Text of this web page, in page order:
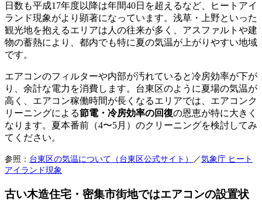
日数も平成17年度以降は年間40日を超えるなど、ヒートアイ
ランド現象がより顕著になっています。浅草・上野といった
観光地を抱えるエリアは人の往来が多く、アスファルトや建
物の蓄熱により、都内でも特に夏の気温が上がりやすい地域
です。
エアコンのフィルターや内部が汚れていると冷房効率が下が
り、余計な電力を消費します。台東区のように夏場の気温が
高く、エアコン稼働時間が長くなるエリアでは、エアコンク
リーニングによる節電・冷房効率の回復の恩恵が特に大きく
なります。夏本番前（4〜5月）のクリーニングを検討してみ
てください。
参照： 台東区の気温について（台東区公式サイト） ／気象庁 ヒート
アイランド現象
古い木造住宅・密集市街地ではエアコンの設置状